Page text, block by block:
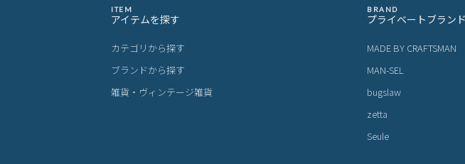
ITEM
アイテムを探す
カテゴリから探す
ブランドから探す
雑貨・ヴィンテージ雑貨
BRAND
プライベートブランド
MADE BY CRAFTSMAN
MAN-SEL
bugslaw
zetta
Seule